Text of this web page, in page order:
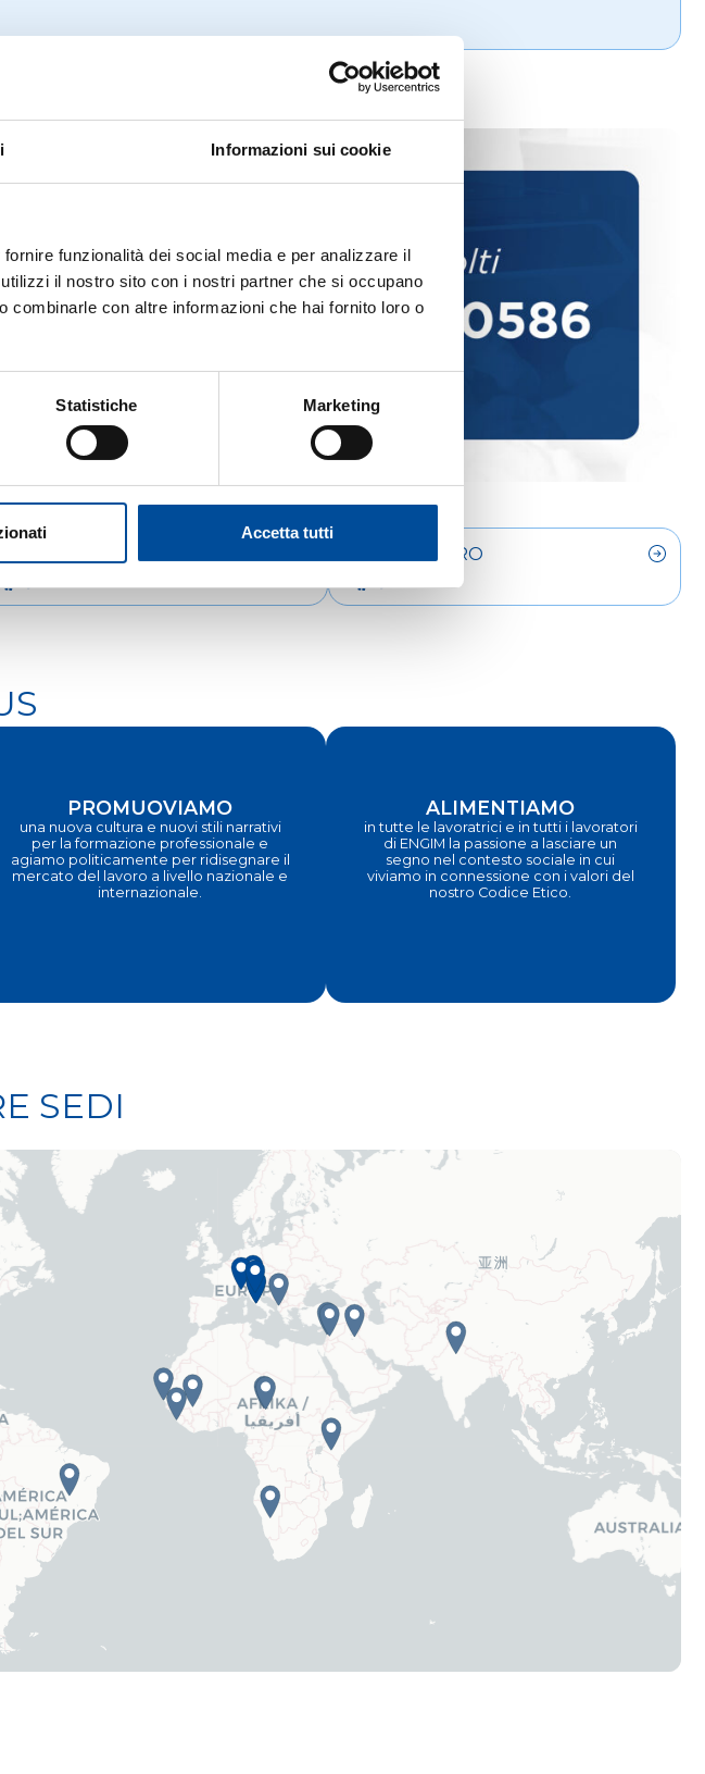
Informazioni sui cookie
funzionalità dei social media e per analizzare il
il nostro sito con i nostri partner che si occupano
combinarle con altre informazioni che hai fornito loro o
Statistiche Marketing
Accetta tutti
LAVORO
PROMUOVIAMO
una nuova cultura e nuovi stili narrativi
per la formazione professionale e
agiamo politicamente per ridisegnare il
mercato del lavoro a livello nazionale e
internazionale.
ALIMENTIAMO
in tutte le lavoratrici e in tutti i lavoratori
di ENGIM la passione a lasciare un
segno nel contesto sociale in cui
viviamo in connessione con i valori del
nostro Codice Etico.
SEDI